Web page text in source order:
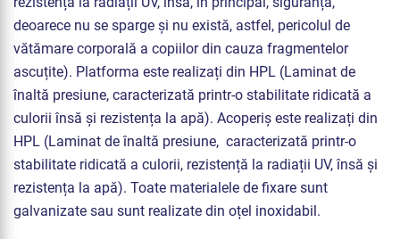
deoarece nu se sparge și nu există, astfel, pericolul de
vătămare corporală a copiilor din cauza fragmentelor
ascuțite). Platforma este realizați din HPL (Laminat de
înaltă presiune, caracterizată printr-o stabilitate ridicată a
culorii însă și rezistența la apă). Acoperiș este realizați din
HPL (Laminat de înaltă presiune, caracterizată printr-o
stabilitate ridicată a culorii, rezistență la radiații UV, însă și
rezistența la apă). Toate materialele de fixare sunt
galvanizate sau sunt realizate din oțel inoxidabil.